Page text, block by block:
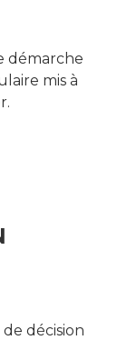
démarche
mis à
décision